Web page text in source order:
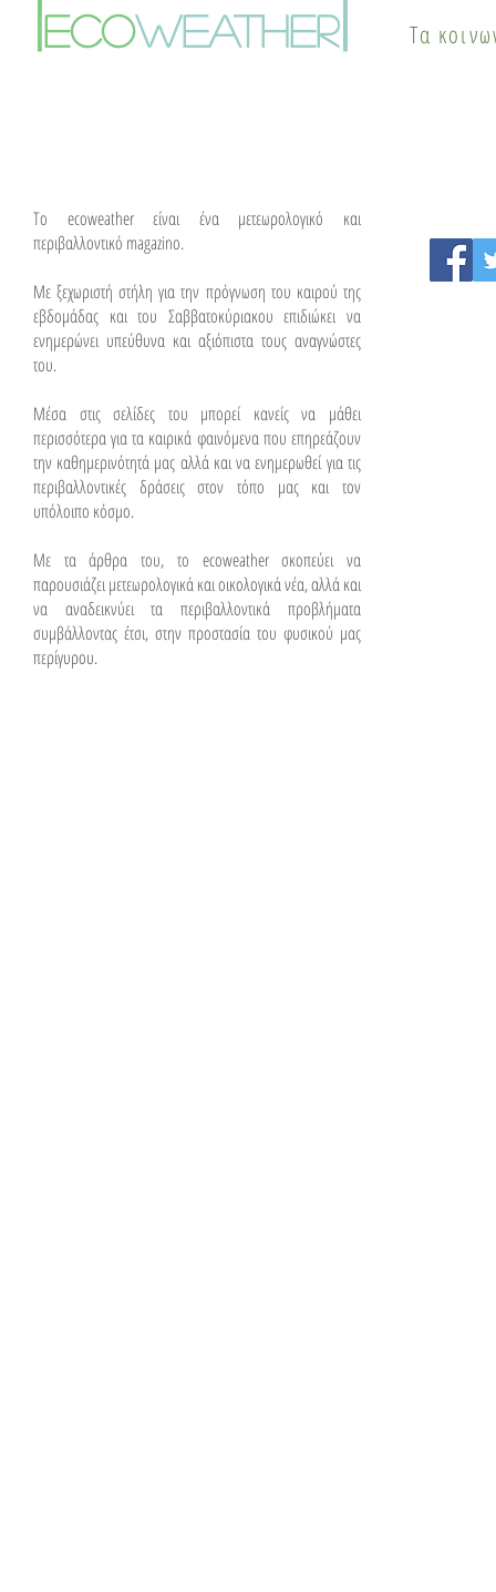
του καιρού
λύσεις
ecoweather| Τα
To ecoweather είναι ένα μετεωρολογικό και
περιβαλλοντικό magazino.
Με ξεχωριστή στήλη για την πρόγνωση του καιρού της
εβδομάδας και του Σαββατοκύριακου επιδιώκει να
ενημερώνει υπεύθυνα και αξιόπιστα τους αναγνώστες
του.
Μέσα στις σελίδες του μπορεί κανείς να μάθει
περισσότερα για τα καιρικά φαινόμενα που επηρεάζουν
την καθημερινότητά μας αλλά και να ενημερωθεί για τις
περιβαλλοντικές δράσεις στον τόπο μας και τον
υπόλοιπο κόσμο.
Με τα άρθρα του, το ecoweather σκοπεύει να
παρουσιάζει μετεωρολογικά και οικολογικά νέα, αλλά και
να αναδεικνύει τα περιβαλλοντικά προβλήματα
συμβάλλοντας έτσι, στην προστασία του φυσικού μας
περίγυρου.